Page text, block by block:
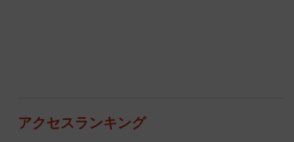
アクセスランキング